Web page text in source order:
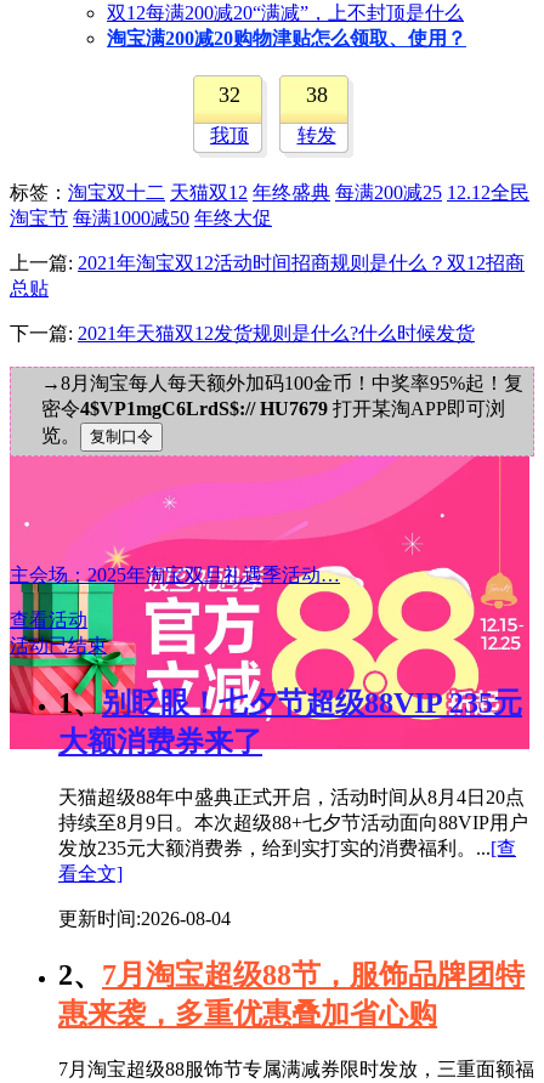
双12每满200减20“满减”，上不封顶是什么
淘宝满200减20购物津贴怎么领取、使用？
32
我顶
38
转发
标签 ： 淘宝双十二 天猫双12 年终盛典 每满200减25 12.12全民
淘宝节 每满1000减50 年终大促
上一篇: 2021年淘宝双12活动时间招商规则是什么？双12招商
总贴
下一篇: 2021年天猫双12发货规则是什么?什么时候发货
→8月淘宝每人每天额外加码100金币！中奖率95%起！复
密令4$VP1mgC6LrdS$:// HU7679 打开某淘APP即可浏
览。
主会场：2025年淘宝双旦礼遇季活动…
查看活动
活动已结束
1、 别眨眼！七夕节超级88VIP 235元
大额消费券来了
天猫超级88年中盛典正式开启，活动时间从8月4日20点
持续至8月9日。本次超级88+七夕节活动面向88VIP用户
发放235元大额消费券，给到实打实的消费福利。...[查
看全文]
更新时间:2026-08-04
2、 7月淘宝超级88节，服饰品牌团特
惠来袭，多重优惠叠加省心购
7月淘宝超级88服饰节专属满减券限时发放，三重面额福